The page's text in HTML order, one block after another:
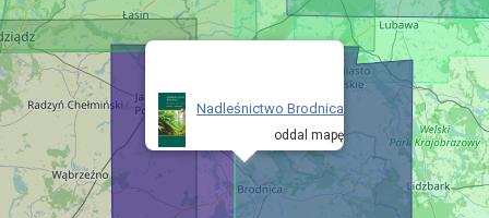
Nadleśnictwo Brodnica
oddal mapę